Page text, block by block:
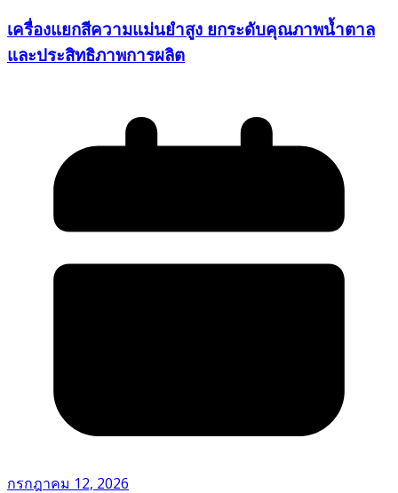
เครื่องแยกสีความแม่นยำสูง ยกระดับคุณภาพน้ำตาล
และประสิทธิภาพการผลิต
กรกฎาคม 12, 2026